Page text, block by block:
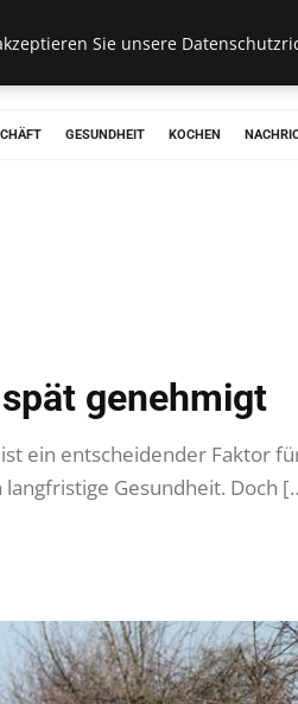
GESUNDHEIT KOCHEN
genehmigt
ein entscheidender Faktor
Gesundheit. Doch
Sie unsere